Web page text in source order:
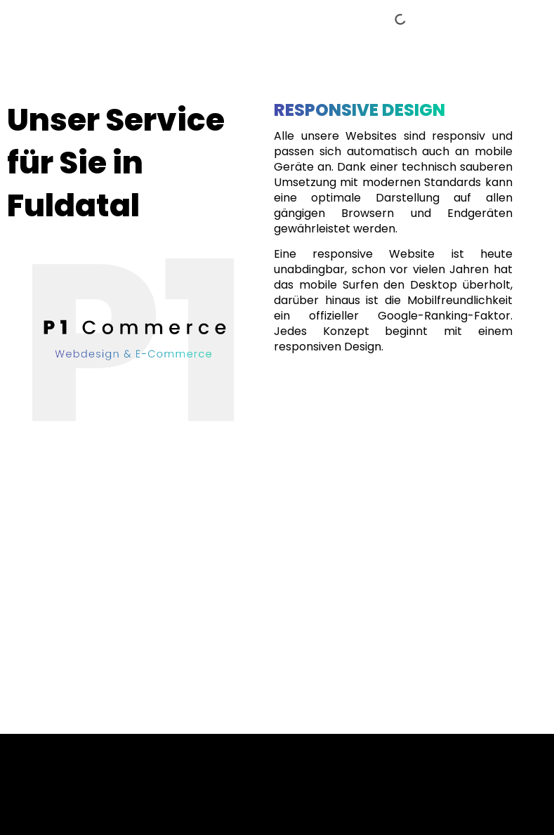
Unser Service
für Sie in
Fuldatal
RESPONSIVE DESIGN
Alle unsere Websites sind responsiv und
passen sich automatisch auch an mobile
Geräte an. Dank einer technisch sauberen
Umsetzung mit modernen Standards kann
eine optimale Darstellung auf allen
gängigen Browsern und Endgeräten
gewährleistet werden.
Eine responsive Website ist heute
unabdingbar, schon vor vielen Jahren hat
das mobile Surfen den Desktop überholt,
darüber hinaus ist die Mobilfreundlichkeit
ein offizieller Google-Ranking-Faktor.
Jedes Konzept beginnt mit einem
responsiven Design.